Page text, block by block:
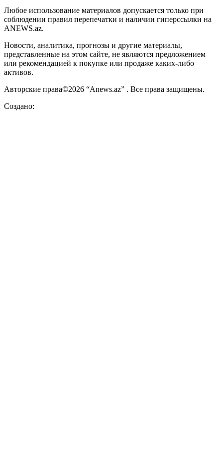
Любое использование материалов допускается только при
соблюдении правил перепечатки и наличии гиперссылки на
ANEWS.az.
Новости, аналитика, прогнозы и другие материалы,
представленные на этом сайте, не являются предложением
или рекомендацией к покупке или продаже каких-либо
активов.
Авторские права©2026 “Anews.az” . Все права защищены.
Создано: